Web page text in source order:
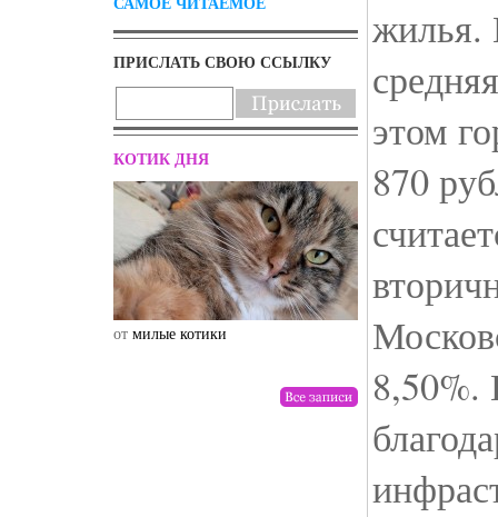
ПРИСЛАТЬ СВОЮ ССЫЛКУ
КОТИК ДНЯ
от милые котики от drunktwi
жилья.
этом
870
8,50%.